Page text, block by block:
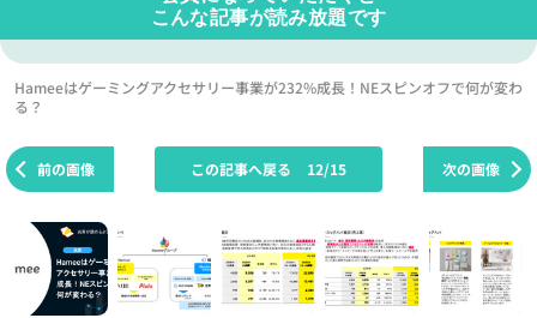
こんな記事が読み放題です
Hameeはゲーミングアクセサリー事業が232%成長！NEスピンオフで何が変わ
る？
前の画像 次の画像
この記事へ戻る 12/15